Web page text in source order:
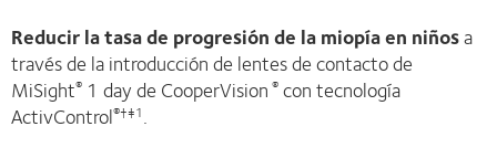
Reducir la tasa de progresión de la miopía en niñosa
través de la introducción de lentes de contacto de
MiSight® 1 day de CooperVision ® con tecnología
ActivControl®†‡1.